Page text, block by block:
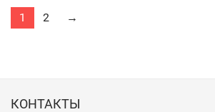
1 2 →
КОНТАКТЫ